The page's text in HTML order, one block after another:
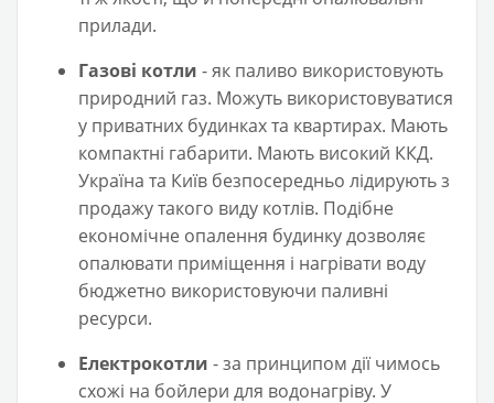
прилади.
Газові котли - як паливо використовують
природний газ. Можуть використовуватися
у приватних будинках та квартирах. Мають
компактні габарити. Мають високий ККД.
Україна та Київ безпосередньо лідирують з
продажу такого виду котлів. Подібне
економічне опалення будинку дозволяє
опалювати приміщення і нагрівати воду
бюджетно використовуючи паливні
ресурси.
Електрокотли - за принципом дії чимось
схожі на бойлери для водонагріву. У